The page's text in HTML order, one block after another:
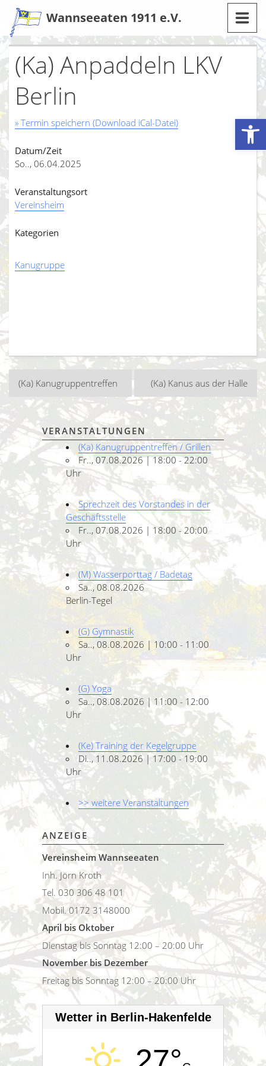
Werkzeugleiste öffnen
Zum
Inhalt
Wannseeaten 1911 e.V.
(Ka) Anpaddeln LKV
Berlin
» Termin speichern (Download iCal-Datei)
Datum/Zeit
So.., 06.04.2025
Veranstaltungsort
Vereinsheim
Kategorien
Kanugruppe
Beitragsnavigation
(Ka) Kanugruppentreffen (Ka) Kanus aus der Halle
VERANSTALTUNGEN
(Ka) Kanugruppentreffen / Grillen
Fr.., 07.08.2026 | 18:00 - 22:00
Uhr
Sprechzeit des Vorstandes in der
Geschäftsstelle
Fr.., 07.08.2026 | 18:00 - 20:00
Uhr
(M) Wasserporttag / Badetag
Sa.., 08.08.2026
Berlin-Tegel
(G) Gymnastik
Sa.., 08.08.2026 | 10:00 - 11:00
Uhr
(G) Yoga
Sa.., 08.08.2026 | 11:00 - 12:00
Uhr
(Ke) Training der Kegelgruppe
Di.., 11.08.2026 | 17:00 - 19:00
Uhr
>> weitere Veranstaltungen
ANZEIGE
Vereinsheim Wannseeaten
Inh. Jörn Kroth
Tel. 030 306 48 101
Mobil. 0172 3148000
April bis Oktober
Dienstag bis Sonntag 12:00 – 20:00 Uhr
November bis Dezember
Freitag bis Sonntag 12:00 – 20:00 Uhr
Wetter in Berlin-Hakenfelde